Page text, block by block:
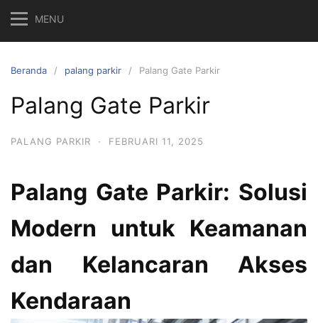
MENU
Beranda palang parkir Palang Gate Parkir
Palang Gate Parkir
PALANG PARKIR · FEBRUARI 11, 2025
Palang Gate Parkir: Solusi
Modern untuk Keamanan
dan Kelancaran Akses
Kendaraan